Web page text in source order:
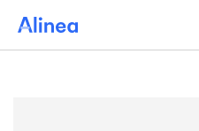
hovedindhold